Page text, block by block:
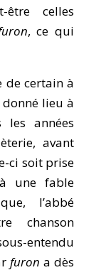
celles
, ce qui
de certain à
lieu à
les années
avant
ci soit prise
une fable
l’abbé
chanson
entendu
furon a dès